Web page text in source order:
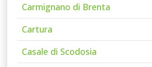
Carmignano di Brenta
Cartura
Casale di Scodosia